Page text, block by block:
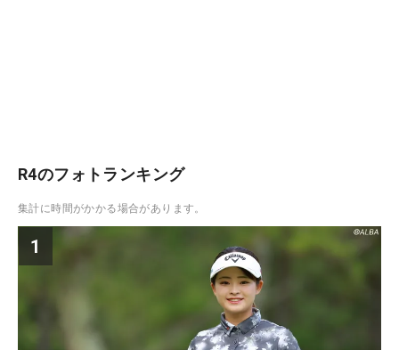
R4のフォトランキング
集計に時間がかかる場合があります。
1